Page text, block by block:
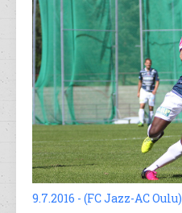
9.7.2016 - (FC Jazz-AC Oulu)